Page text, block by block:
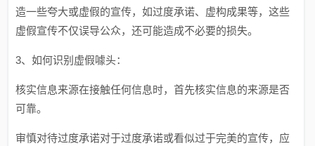
造一些夸大或虚假的宣传，如过度承诺、虚构成果等，这些
虚假宣传不仅误导公众，还可能造成不必要的损失。
3、如何识别虚假噱头：
核实信息来源在接触任何信息时，首先核实信息的来源是否
可靠。
审慎对待过度承诺对于过度承诺或看似过于完美的宣传，应